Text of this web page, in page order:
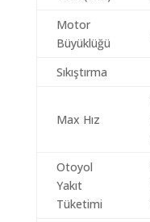
Motor
Büyüklüğü
Sıkıştırma
Max Hız
Otoyol
Yakıt
Tüketimi